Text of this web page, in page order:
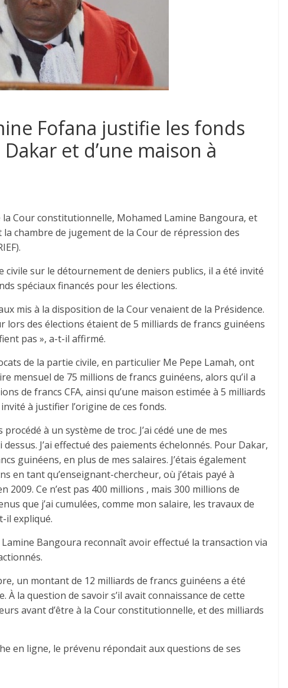
Fofana justifie les fonds
et d’une maison à
Cour constitutionnelle, Mohamed Lamine Bangoura, et
chambre de jugement de la Cour de répression des
civile sur le détournement de deniers publics, il a été invité
spéciaux financés pour les élections.
mis à la disposition de la Cour venaient de la Présidence.
des élections étaient de 5 milliards de francs guinéens
pas », a-t-il affirmé.
de la partie civile, en particulier Me Pepe Lamah, ont
mensuel de 75 millions de francs guinéens, alors qu’il a
de francs CFA, ainsi qu’une maison estimée à 5 milliards
à justifier l’origine de ces fonds.
à un système de troc. J’ai cédé une de mes
J’ai effectué des paiements échelonnés. Pour Dakar,
guinéens, en plus de mes salaires. J’étais également
en tant qu’enseignant-chercheur, où j’étais payé à
Ce n’est pas 400 millions , mais 300 millions de
que j’ai cumulées, comme mon salaire, les travaux de
il expliqué.
Bangoura reconnaît avoir effectué la transaction via
un montant de 12 milliards de francs guinéens a été
la question de savoir s’il avait connaissance de cette
avant d’être à la Cour constitutionnelle, et des milliards
en ligne, le prévenu répondait aux questions de ses